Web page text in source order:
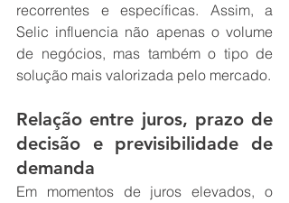
recorrentes e específicas. Assim, a
Selic influencia não apenas o volume
de negócios, mas também o tipo de
solução mais valorizada pelo mercado.
Relação entre juros, prazo de
decisão e previsibilidade de
demanda
Em momentos de juros elevados, o